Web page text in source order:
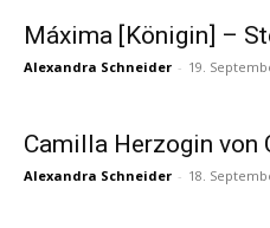
Máxima [Königin] –
Alexandra Schneider - 19.
Camilla Herzogin
Alexandra Schneider - 18.